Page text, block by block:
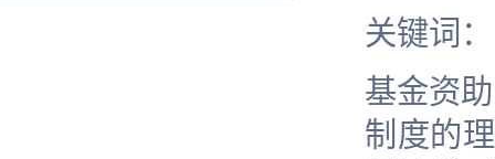
关键词
基金资
制度的